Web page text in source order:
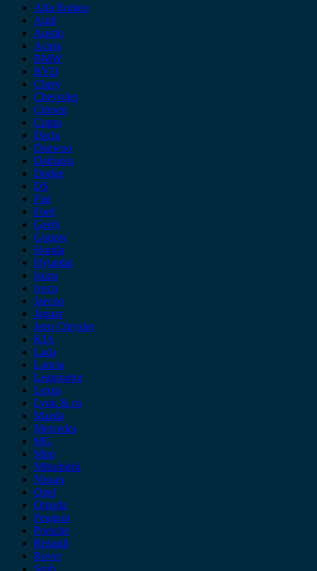
Alfa Romeo
Audi
Austin
Acura
BMW
BYD
Chery
Chevrolet
Citroen
Cupra
Dacia
Daewoo
Daihatsu
Dodge
DS
Fiat
Ford
Geely
Gonow
Honda
Hyundai
Isuzu
iveco
Jaecoo
Jaguar
Jeep Chrysler
KIA
Lada
Lancia
Leapmotor
Lexus
Lynk & co
Mazda
Mercedes
MG
Mini
Mitsubishi
Nissan
Opel
Omoda
Peugeot
Porsche
Renault
Rover
Saab